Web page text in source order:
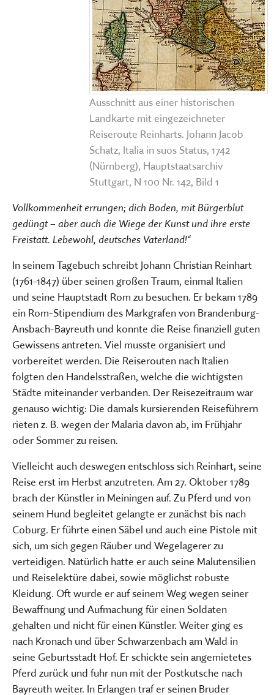
Ausschnitt aus einer historischen
Landkarte mit eingezeichneter
Reiseroute Reinharts. Johann Jacob
Schatz, Italia in suos Status, 1742
(Nürnberg), Hauptstaatsarchiv
Stuttgart, N 100 Nr. 142, Bild 1
Vollkommenheit errungen; dich Boden, mit Bürgerblut
gedüngt – aber auch die Wiege der Kunst und ihre erste
Freistatt. Lebewohl, deutsches Vaterland!“
In seinem Tagebuch schreibt Johann Christian Reinhart
(1761-1847) über seinen großen Traum, einmal Italien
und seine Hauptstadt Rom zu besuchen. Er bekam 1789
ein Rom-Stipendium des Markgrafen von Brandenburg-
Ansbach-Bayreuth und konnte die Reise finanziell guten
Gewissens antreten. Viel musste organisiert und
vorbereitet werden. Die Reiserouten nach Italien
folgten den Handelsstraßen, welche die wichtigsten
Städte miteinander verbanden. Der Reisezeitraum war
genauso wichtig: Die damals kursierenden Reiseführern
rieten z. B. wegen der Malaria davon ab, im Frühjahr
oder Sommer zu reisen.
Vielleicht auch deswegen entschloss sich Reinhart, seine
Reise erst im Herbst anzutreten. Am 27. Oktober 1789
brach der Künstler in Meiningen auf. Zu Pferd und von
seinem Hund begleitet gelangte er zunächst bis nach
Coburg. Er führte einen Säbel und auch eine Pistole mit
sich, um sich gegen Räuber und Wegelagerer zu
verteidigen. Natürlich hatte er auch seine Malutensilien
und Reiselektüre dabei, sowie möglichst robuste
Kleidung. Oft wurde er auf seinem Weg wegen seiner
Bewaffnung und Aufmachung für einen Soldaten
gehalten und nicht für einen Künstler. Weiter ging es
nach Kronach und über Schwarzenbach am Wald in
seine Geburtsstadt Hof. Er schickte sein angemietetes
Pferd zurück und fuhr nun mit der Postkutsche nach
Bayreuth weiter. In Erlangen traf er seinen Bruder